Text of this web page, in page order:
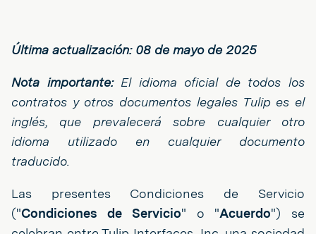
Última actualización: 08 de mayo de 2025
Nota importante:El idioma oficial de todos los
contratos y otros documentos legales Tulip es el
inglés, que prevalecerá sobre cualquier otro
idioma utilizado en cualquier documento
traducido.
Las presentes Condiciones de Servicio
("Condiciones de Servicio" o "Acuerdo") se